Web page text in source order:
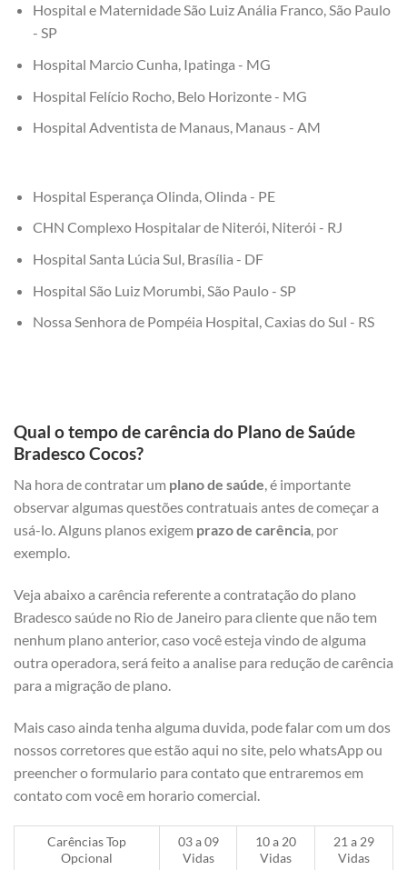
Hospital e Maternidade São Luiz Anália Franco, São Paulo
- SP
Hospital Marcio Cunha, Ipatinga - MG
Hospital Felício Rocho, Belo Horizonte - MG
Hospital Adventista de Manaus, Manaus - AM
Hospital Esperança Olinda, Olinda - PE
CHN Complexo Hospitalar de Niterói, Niterói - RJ
Hospital Santa Lúcia Sul, Brasília - DF
Hospital São Luiz Morumbi, São Paulo - SP
Nossa Senhora de Pompéia Hospital, Caxias do Sul - RS
Qual o tempo de carência do Plano de Saúde
Bradesco Cocos?
Na hora de contratar um plano de saúde, é importante
observar algumas questões contratuais antes de começar a
usá-lo. Alguns planos exigem prazo de carência, por
exemplo.
Veja abaixo a carência referente a contratação do plano
Bradesco saúde no Rio de Janeiro para cliente que não tem
nenhum plano anterior, caso você esteja vindo de alguma
outra operadora, será feito a analise para redução de carência
para a migração de plano.
Mais caso ainda tenha alguma duvida, pode falar com um dos
nossos corretores que estão aqui no site, pelo whatsApp ou
preencher o formulario para contato que entraremos em
contato com você em horario comercial.
Carências Top
Opcional
03 a 09
Vidas
10 a 20
Vidas
21 a 29
Vidas